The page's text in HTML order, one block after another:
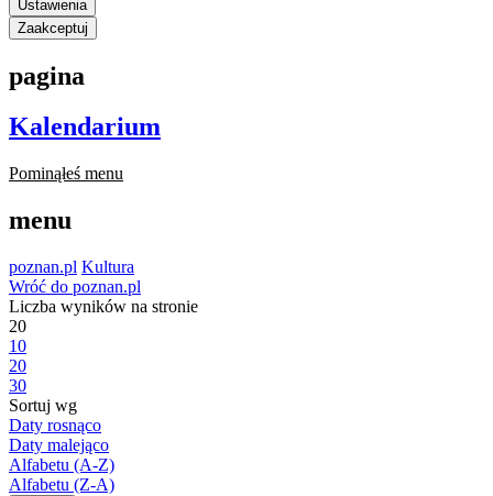
Ustawienia
Zaakceptuj
pagina
Kalendarium
Pominąłeś menu
menu
poznan.pl Kultura
Wróć do poznan.pl
Liczba wyników na stronie
20
10
20
30
Sortuj wg
Daty rosnąco
Daty malejąco
Alfabetu (A-Z)
Alfabetu (Z-A)